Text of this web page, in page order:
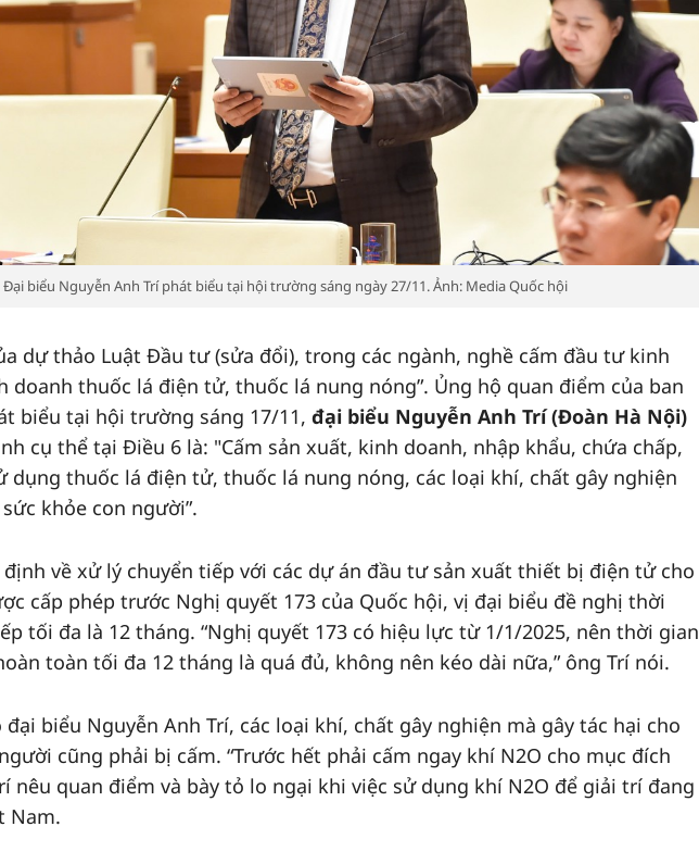
Đại biểu Nguyễn Anh Trí phát biểu tại hội trường sáng ngày 27/11. Ảnh: Media Quốc hội
dự thảo Luật Đầu tư (sửa đổi), trong các ngành, nghề cấm đầu tư kinh
doanh thuốc lá điện tử, thuốc lá nung nóng”. Ủng hộ quan điểm của ban
biểu tại hội trường sáng 17/11, đại biểu Nguyễn Anh Trí (Đoàn Hà Nội)
cụ thể tại Điều 6 là: "Cấm sản xuất, kinh doanh, nhập khẩu, chứa chấp,
dụng thuốc lá điện tử, thuốc lá nung nóng, các loại khí, chất gây nghiện
khỏe con người”.
định về xử lý chuyển tiếp với các dự án đầu tư sản xuất thiết bị điện tử cho
cấp phép trước Nghị quyết 173 của Quốc hội, vị đại biểu đề nghị thời
tối đa là 12 tháng. “Nghị quyết 173 có hiệu lực từ 1/1/2025, nên thời gian
toàn tối đa 12 tháng là quá đủ, không nên kéo dài nữa,” ông Trí nói.
biểu Nguyễn Anh Trí, các loại khí, chất gây nghiện mà gây tác hại cho
cũng phải bị cấm. “Trước hết phải cấm ngay khí N2O cho mục đích
nêu quan điểm và bày tỏ lo ngại khi việc sử dụng khí N2O để giải trí đang
Nam.